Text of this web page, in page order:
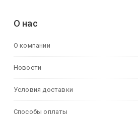
О нас
О компании
Новости
Условия доставки
Способы оплаты